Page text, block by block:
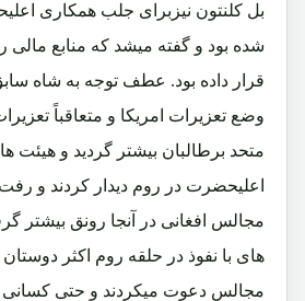
بل کلنتون نیزبرای جلب همکاری
شده بود و گفته میشد که منابع مالی
قرار داده بود. عطف توجه به شاه
وضع تعزیرات امریکا و متعاقباً
متحد برطالبان بیشتر گردید و هیئت
اعلیحضرت در روم دیدار کردند و رفت
مجالس افغانی در آنجا رونق بیشتر
های با نفوذ در حلقه روم اکثر دوستان
مجالس دعوت میکردند و حتی کسانی